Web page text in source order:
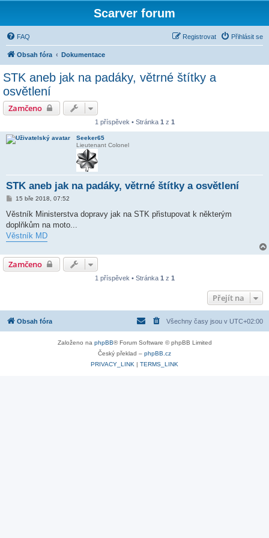
Scarver forum
FAQ Přihlásit se
Registrovat
Obsah fóra Dokumentace
STK aneb jak na padáky, větrné štítky a
osvětlení
Zamčeno
1 příspěvek • Stránka 1 z 1
Seeker65
Lieutenant Colonel
STK aneb jak na padáky, větrné štítky a osvětlení
P
í
p
ě
v
k
15 bře 2018, 07:52
Věstník Ministerstva dopravy jak na STK přistupovat k některým
doplňkům na moto...
Věstník MD
Zamčeno
1 příspěvek • Stránka 1 z 1
Přejít na
Obsah fóra Všechny časy jsou v UTC+02:00
Založeno na phpBB® Forum Software © phpBB Limited
Český překlad – phpBB.cz
PRIVACY_LINK | TERMS_LINK